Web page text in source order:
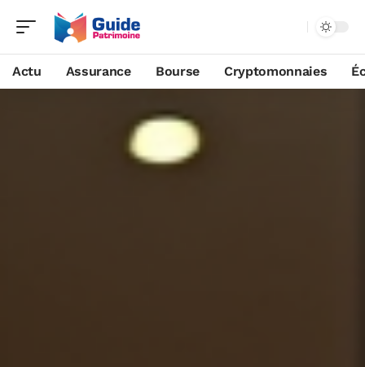
Actu Assurance Bourse Cryptomonnaies